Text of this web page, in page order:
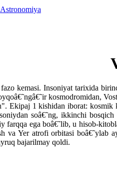
Astronomiya
kemasi. Insoniyat tarixida
kosmodromidan,
Ekipaj 1 kishidan iborat: kosmik
soâ€˜ng, ikkinchi
farqqa ega boâ€˜lib, u hisob-
va Yer atrofi orbitasi
bajarilmay qoldi.